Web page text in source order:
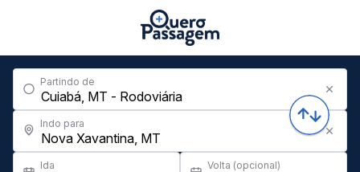
Partindo de
Indo para
Ida Volta (opcional)